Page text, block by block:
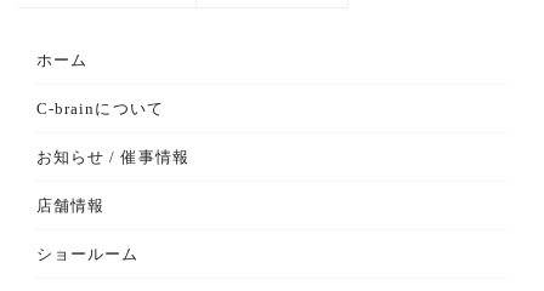
ホーム
C-brainについて
お知らせ / 催事情報
店舗情報
ショールーム